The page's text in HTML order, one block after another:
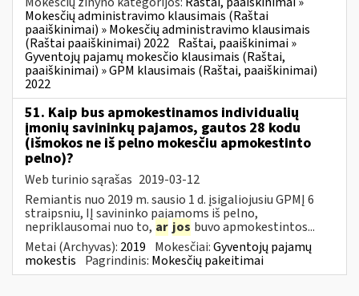
Mokesčių administravimo klausimais (Raštai
paaiškinimai) » Mokesčių administravimo klausimais
(Raštai paaiškinimai) 2022 Raštai, paaiškinimai »
Gyventojų pajamų mokesčio klausimais (Raštai,
paaiškinimai) » GPM klausimais (Raštai, paaiškinimai)
2022
51. Kaip bus apmokestinamos individualių
įmonių savininkų pajamos, gautos 28 kodu
(išmokos ne iš pelno mokesčiu apmokestinto
pelno)?
Web turinio sąrašas 2019-03-12
Remiantis nuo 2019 m. sausio 1 d. įsigaliojusiu GPMĮ 6
straipsniu, IĮ savininko pajamoms iš pelno,
nepriklausomai nuo to, ar jos buvo apmokestintos...
Metai (Archyvas): 2019 Mokesčiai:Gyventojų pajamų
mokestis Pagrindinis: Mokesčių pakeitimai